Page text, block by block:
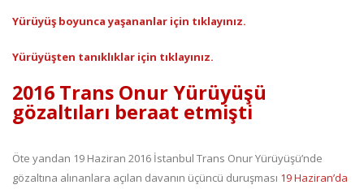
Yürüyüş boyunca yaşananlar için tıklayınız.
Yürüyüşten tanıklıklar için tıklayınız.
2016 Trans Onur Yürüyüşü
gözaltıları beraat etmişti
Öte yandan 19 Haziran 2016 İstanbul Trans Onur Yürüyüşü’nde
gözaltına alınanlara açılan davanın üçüncü duruşması 19 Haziran’da